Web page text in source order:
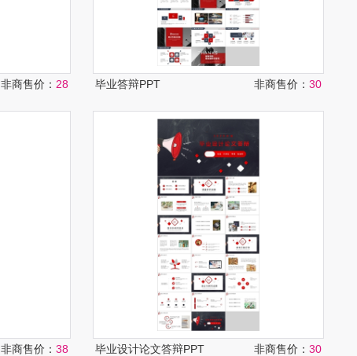
非商售价： 28 毕业答辩PPT 非商售价： 30
非商售价： 38 毕业设计论文答辩PPT 非商售价： 30